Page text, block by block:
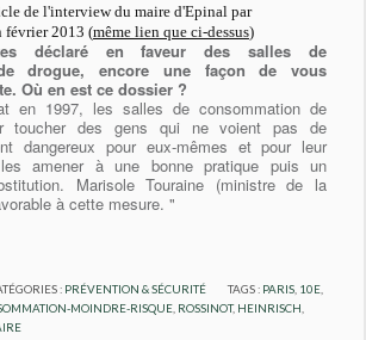
de l'interview du maire d'Epinal par
février 2013 (même lien que ci-dessus)
déclaré en faveur des salles de
drogue, encore une façon de vous
Où en est ce dossier ?
en 1997, les salles de consommation de
toucher des gens qui ne voient pas de
dangereux pour eux-mêmes et pour leur
amener à une bonne pratique puis un
Marisole Touraine (ministre de la
à cette mesure. "
: PRÉVENTION & SÉCURITÉ TAGS : PARIS 10E
MOINDRE-RISQUE ROSSINOT, HEINRISCH